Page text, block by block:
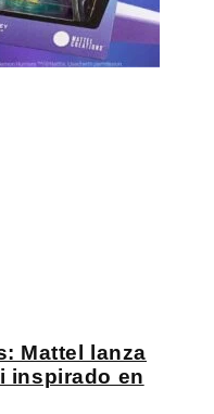
Mattel lanza
inspirado en